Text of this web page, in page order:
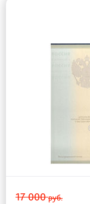
17 000руб.